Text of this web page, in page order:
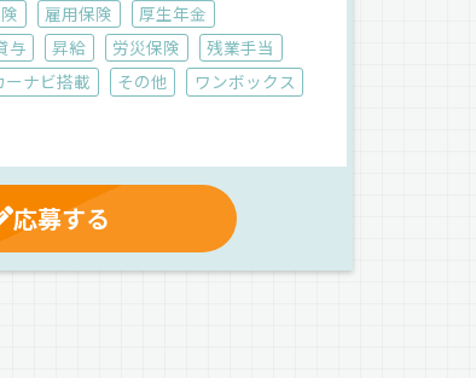
雇用保険
厚生年金
与 昇給 労災保険
残業手当
ーナビ搭載 その他
ワンボックス
応募する